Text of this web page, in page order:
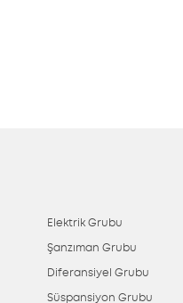
Elektrik Grubu
Şanzıman Grubu
Diferansiyel Grubu
Süspansiyon Grubu